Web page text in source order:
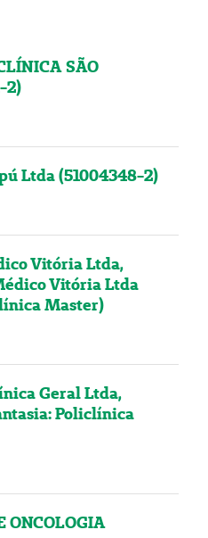
SÃO
2)
Ltda (51004348-2)
Vitória Ltda,
Vitória Ltda
Master)
Geral Ltda,
Policlínica
ONCOLOGIA